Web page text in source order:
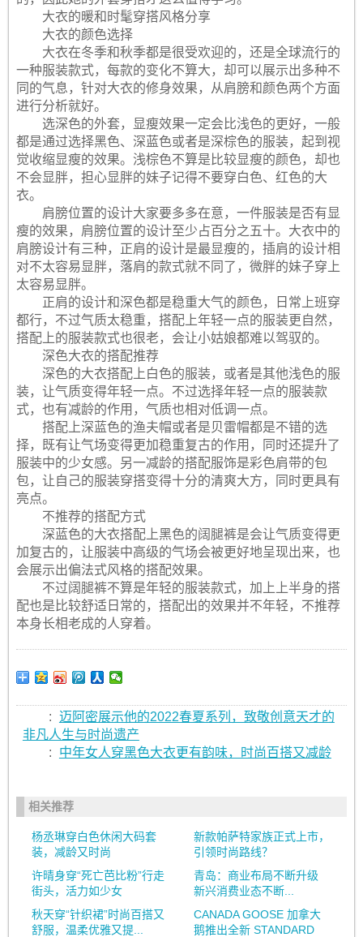
大衣的暖和时髦穿搭风格分享
大衣的颜色选择
大衣在冬季和秋季都是很受欢迎的，还是全球流行的
一种服装款式，每款的变化不算大，却可以展示出多种不
同的气息，针对大衣的修身效果，从肩膀和颜色两个方面
进行分析就好。
选深色的外套，显瘦效果一定会比浅色的更好，一般
都是通过选择黑色、深蓝色或者是深棕色的服装，起到视
觉收缩显瘦的效果。浅棕色不算是比较显瘦的颜色，却也
不会显胖，担心显胖的妹子记得不要穿白色、红色的大
衣。
肩膀位置的设计大家要多多在意，一件服装是否有显
瘦的效果，肩膀位置的设计至少占百分之五十。大衣中的
肩膀设计有三种，正肩的设计是最显瘦的，插肩的设计相
对不太容易显胖，落肩的款式就不同了，微胖的妹子穿上
太容易显胖。
正肩的设计和深色都是稳重大气的颜色，日常上班穿
都行，不过气质太稳重，搭配上年轻一点的服装更自然，
搭配上的服装款式也很老，会让小姑娘都难以驾驭的。
深色大衣的搭配推荐
深色的大衣搭配上白色的服装，或者是其他浅色的服
装，让气质变得年轻一点。不过选择年轻一点的服装款
式，也有减龄的作用，气质也相对低调一点。
搭配上深蓝色的渔夫帽或者是贝雷帽都是不错的选
择，既有让气场变得更加稳重复古的作用，同时还提升了
服装中的少女感。另一减龄的搭配服饰是彩色肩带的包
包，让自己的服装穿搭变得十分的清爽大方，同时更具有
亮点。
不推荐的搭配方式
深蓝色的大衣搭配上黑色的阔腿裤是会让气质变得更
加复古的，让服装中高级的气场会被更好地呈现出来，也
会展示出偏法式风格的搭配效果。
不过阔腿裤不算是年轻的服装款式，加上上半身的搭
配也是比较舒适日常的，搭配出的效果并不年轻，不推荐
本身长相老成的人穿着。
: 迈阿密展示他的2022春夏系列，致敬创意天才的
非凡人生与时尚遗产
:
中年女人穿黑色大衣更有韵味，时尚百搭又减龄
相关推荐
杨丞琳穿白色休闲大码套
装，减龄又时尚
新款帕萨特家族正式上市，
引领时尚路线？
许晴身穿“死亡芭比粉”行走
街头，活力如少女
青岛：商业布局不断升级
新兴消费业态不断...
秋天穿“针织裙”时尚百搭又
舒服，温柔优雅又提...
CANADA GOOSE 加拿大
鹅推出全新 STANDARD